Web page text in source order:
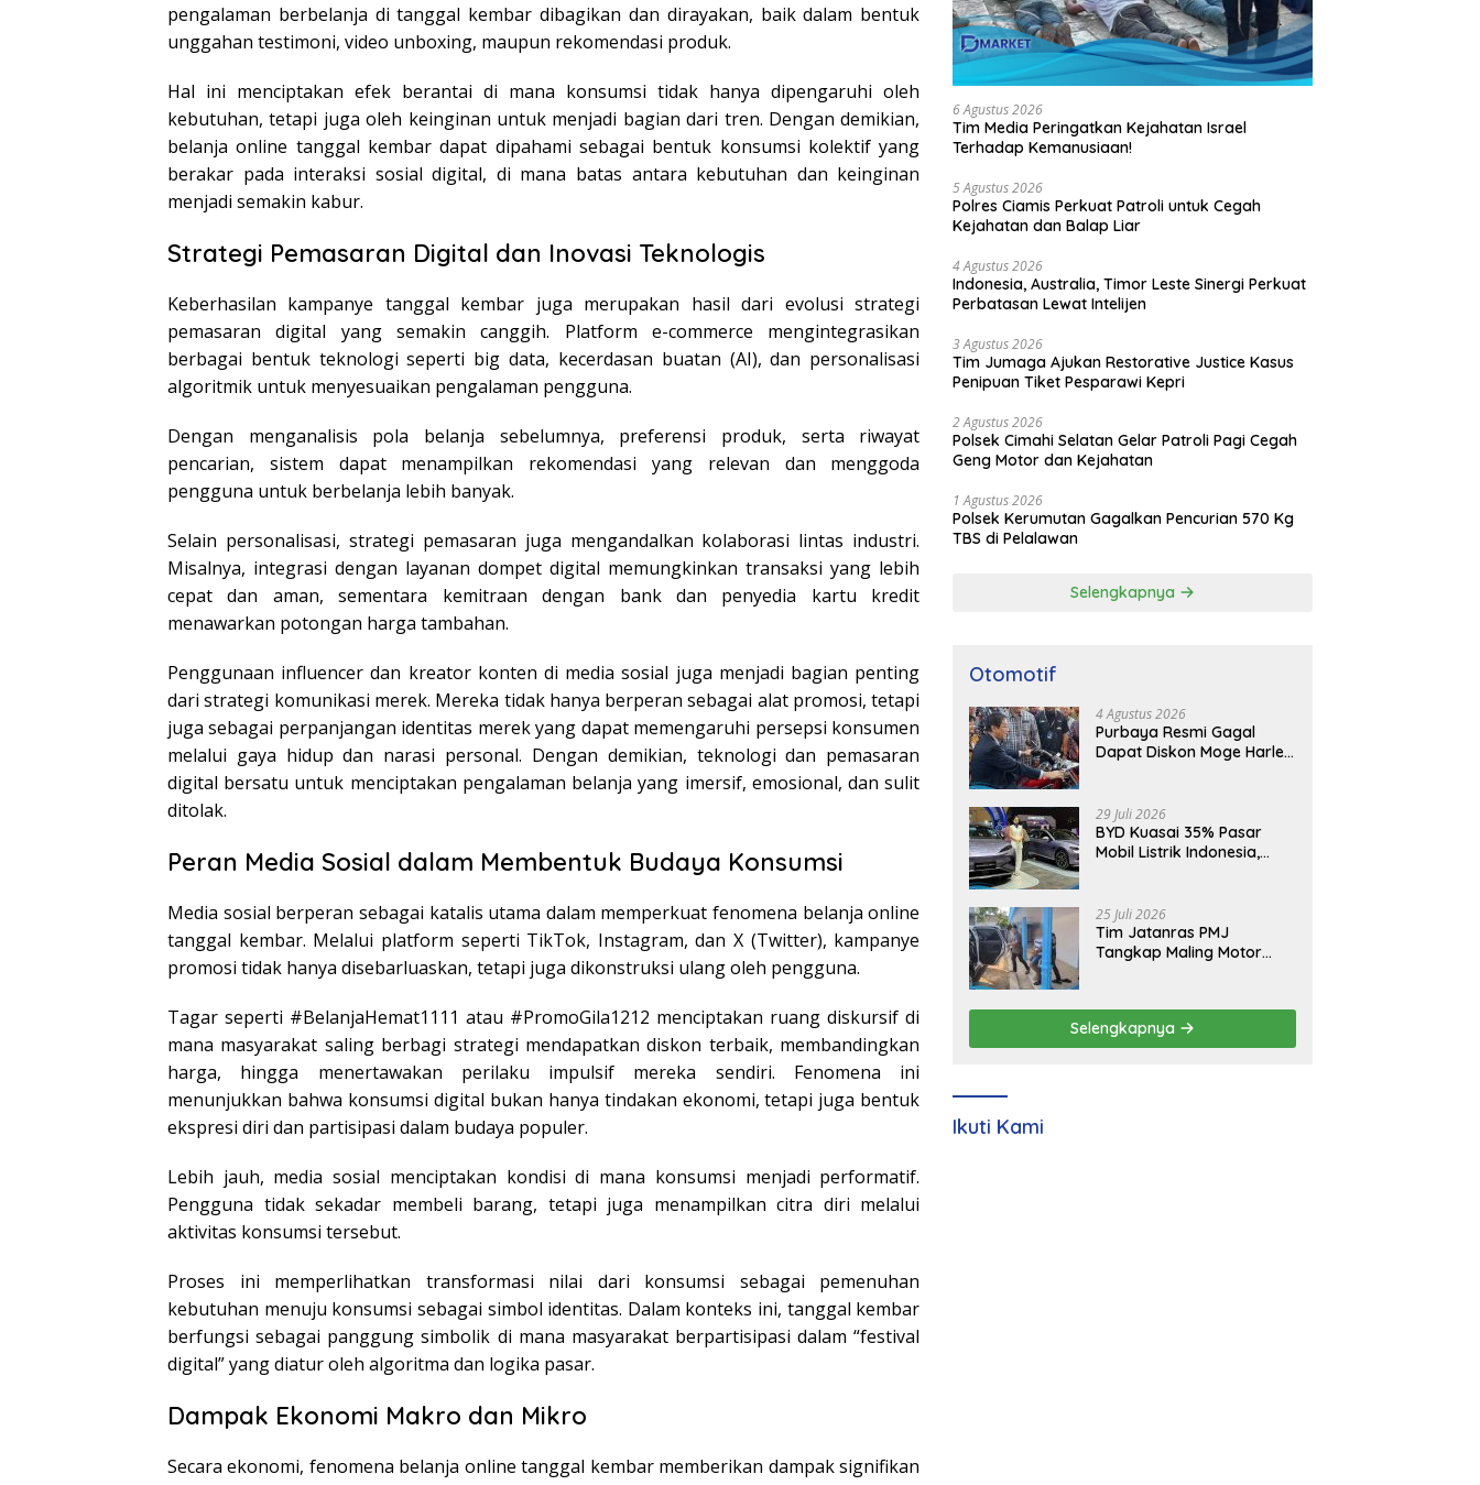
pengalaman berbelanja di tanggal kembar dibagikan dan dirayakan, baik dalam bentuk
unggahan testimoni, video unboxing, maupun rekomendasi produk.
Hal ini menciptakan efek berantai di mana konsumsi tidak hanya dipengaruhi oleh
kebutuhan, tetapi juga oleh keinginan untuk menjadi bagian dari tren. Dengan demikian,
belanja online tanggal kembar dapat dipahami sebagai bentuk konsumsi kolektif yang
berakar pada interaksi sosial digital, di mana batas antara kebutuhan dan keinginan
menjadi semakin kabur.
Strategi Pemasaran Digital dan Inovasi Teknologis
Keberhasilan kampanye tanggal kembar juga merupakan hasil dari evolusi strategi
pemasaran digital yang semakin canggih. Platform e-commerce mengintegrasikan
berbagai bentuk teknologi seperti big data, kecerdasan buatan (AI), dan personalisasi
algoritmik untuk menyesuaikan pengalaman pengguna.
Dengan menganalisis pola belanja sebelumnya, preferensi produk, serta riwayat
pencarian, sistem dapat menampilkan rekomendasi yang relevan dan menggoda
pengguna untuk berbelanja lebih banyak.
Selain personalisasi, strategi pemasaran juga mengandalkan kolaborasi lintas industri.
Misalnya, integrasi dengan layanan dompet digital memungkinkan transaksi yang lebih
cepat dan aman, sementara kemitraan dengan bank dan penyedia kartu kredit
menawarkan potongan harga tambahan.
Penggunaan influencer dan kreator konten di media sosial juga menjadi bagian penting
dari strategi komunikasi merek. Mereka tidak hanya berperan sebagai alat promosi, tetapi
juga sebagai perpanjangan identitas merek yang dapat memengaruhi persepsi konsumen
melalui gaya hidup dan narasi personal. Dengan demikian, teknologi dan pemasaran
digital bersatu untuk menciptakan pengalaman belanja yang imersif, emosional, dan sulit
ditolak.
Peran Media Sosial dalam Membentuk Budaya Konsumsi
Media sosial berperan sebagai katalis utama dalam memperkuat fenomena belanja online
tanggal kembar. Melalui platform seperti TikTok, Instagram, dan X (Twitter), kampanye
promosi tidak hanya disebarluaskan, tetapi juga dikonstruksi ulang oleh pengguna.
Tagar seperti #BelanjaHemat1111 atau #PromoGila1212 menciptakan ruang diskursif di
mana masyarakat saling berbagi strategi mendapatkan diskon terbaik, membandingkan
harga, hingga menertawakan perilaku impulsif mereka sendiri. Fenomena ini
menunjukkan bahwa konsumsi digital bukan hanya tindakan ekonomi, tetapi juga bentuk
ekspresi diri dan partisipasi dalam budaya populer.
Lebih jauh, media sosial menciptakan kondisi di mana konsumsi menjadi performatif.
Pengguna tidak sekadar membeli barang, tetapi juga menampilkan citra diri melalui
aktivitas konsumsi tersebut.
Proses ini memperlihatkan transformasi nilai dari konsumsi sebagai pemenuhan
kebutuhan menuju konsumsi sebagai simbol identitas. Dalam konteks ini, tanggal kembar
berfungsi sebagai panggung simbolik di mana masyarakat berpartisipasi dalam “festival
digital” yang diatur oleh algoritma dan logika pasar.
Dampak Ekonomi Makro dan Mikro
Secara ekonomi, fenomena belanja online tanggal kembar memberikan dampak signifikan
6 Agustus 2026
Tim Media Peringatkan Kejahatan Israel
Terhadap Kemanusiaan!
5 Agustus 2026
Polres Ciamis Perkuat Patroli untuk Cegah
Kejahatan dan Balap Liar
4 Agustus 2026
Indonesia, Australia, Timor Leste Sinergi Perkuat
Perbatasan Lewat Intelijen
3 Agustus 2026
Tim Jumaga Ajukan Restorative Justice Kasus
Penipuan Tiket Pesparawi Kepri
2 Agustus 2026
Polsek Cimahi Selatan Gelar Patroli Pagi Cegah
Geng Motor dan Kejahatan
1 Agustus 2026
Polsek Kerumutan Gagalkan Pencurian 570 Kg
TBS di Pelalawan
Selengkapnya
Otomotif
4 Agustus 2026
Purbaya Resmi Gagal
Dapat Diskon Moge Harley
29 Juli 2026
BYD Kuasai 35% Pasar
Mobil Listrik Indonesia,
25 Juli 2026
Tim Jatanras PMJ
Tangkap Maling Motor
Selengkapnya
Ikuti Kami